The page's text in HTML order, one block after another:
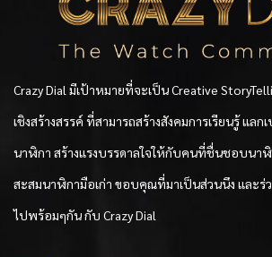
Crazy Dial มีเป้าหมายที่จะเป็น Creative
เชิงสร้างสรรค์ ที่สามารถสร้างสังคมการเรียนรู้ แล
นาฬิกา สร้างแรงบรรดาลใจให้กับคนที่ชื่นชอบนา
สะสมนาฬิกามือเก่า ขอบคุณที่มาเป็นส่วนนึง และ
ไปพร้อมๆกัน กับ Crazy Dial